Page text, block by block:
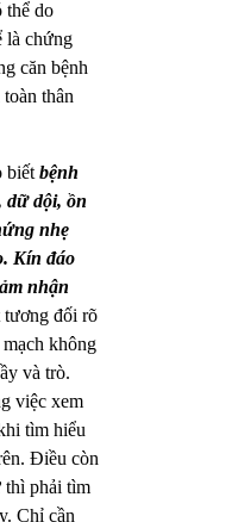
thể do
là chứng
căn bệnh
thân
biếtbệnh
dữ dội, ồn
nhẹ
Kín đáo
nhận
tương đối rõ
không
và trò.
việc xem
tìm hiểu
Điều còn
thì phải tìm
Chỉ cần